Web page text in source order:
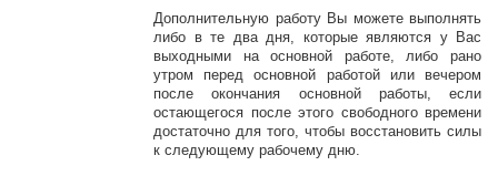
Дополнительную работу Вы можете выполнять
либо в те два дня, которые являются у Вас
выходными на основной работе, либо рано
утром перед основной работой или вечером
после окончания основной работы, если
остающегося после этого свободного времени
достаточно для того, чтобы восстановить силы
к следующему рабочему дню.